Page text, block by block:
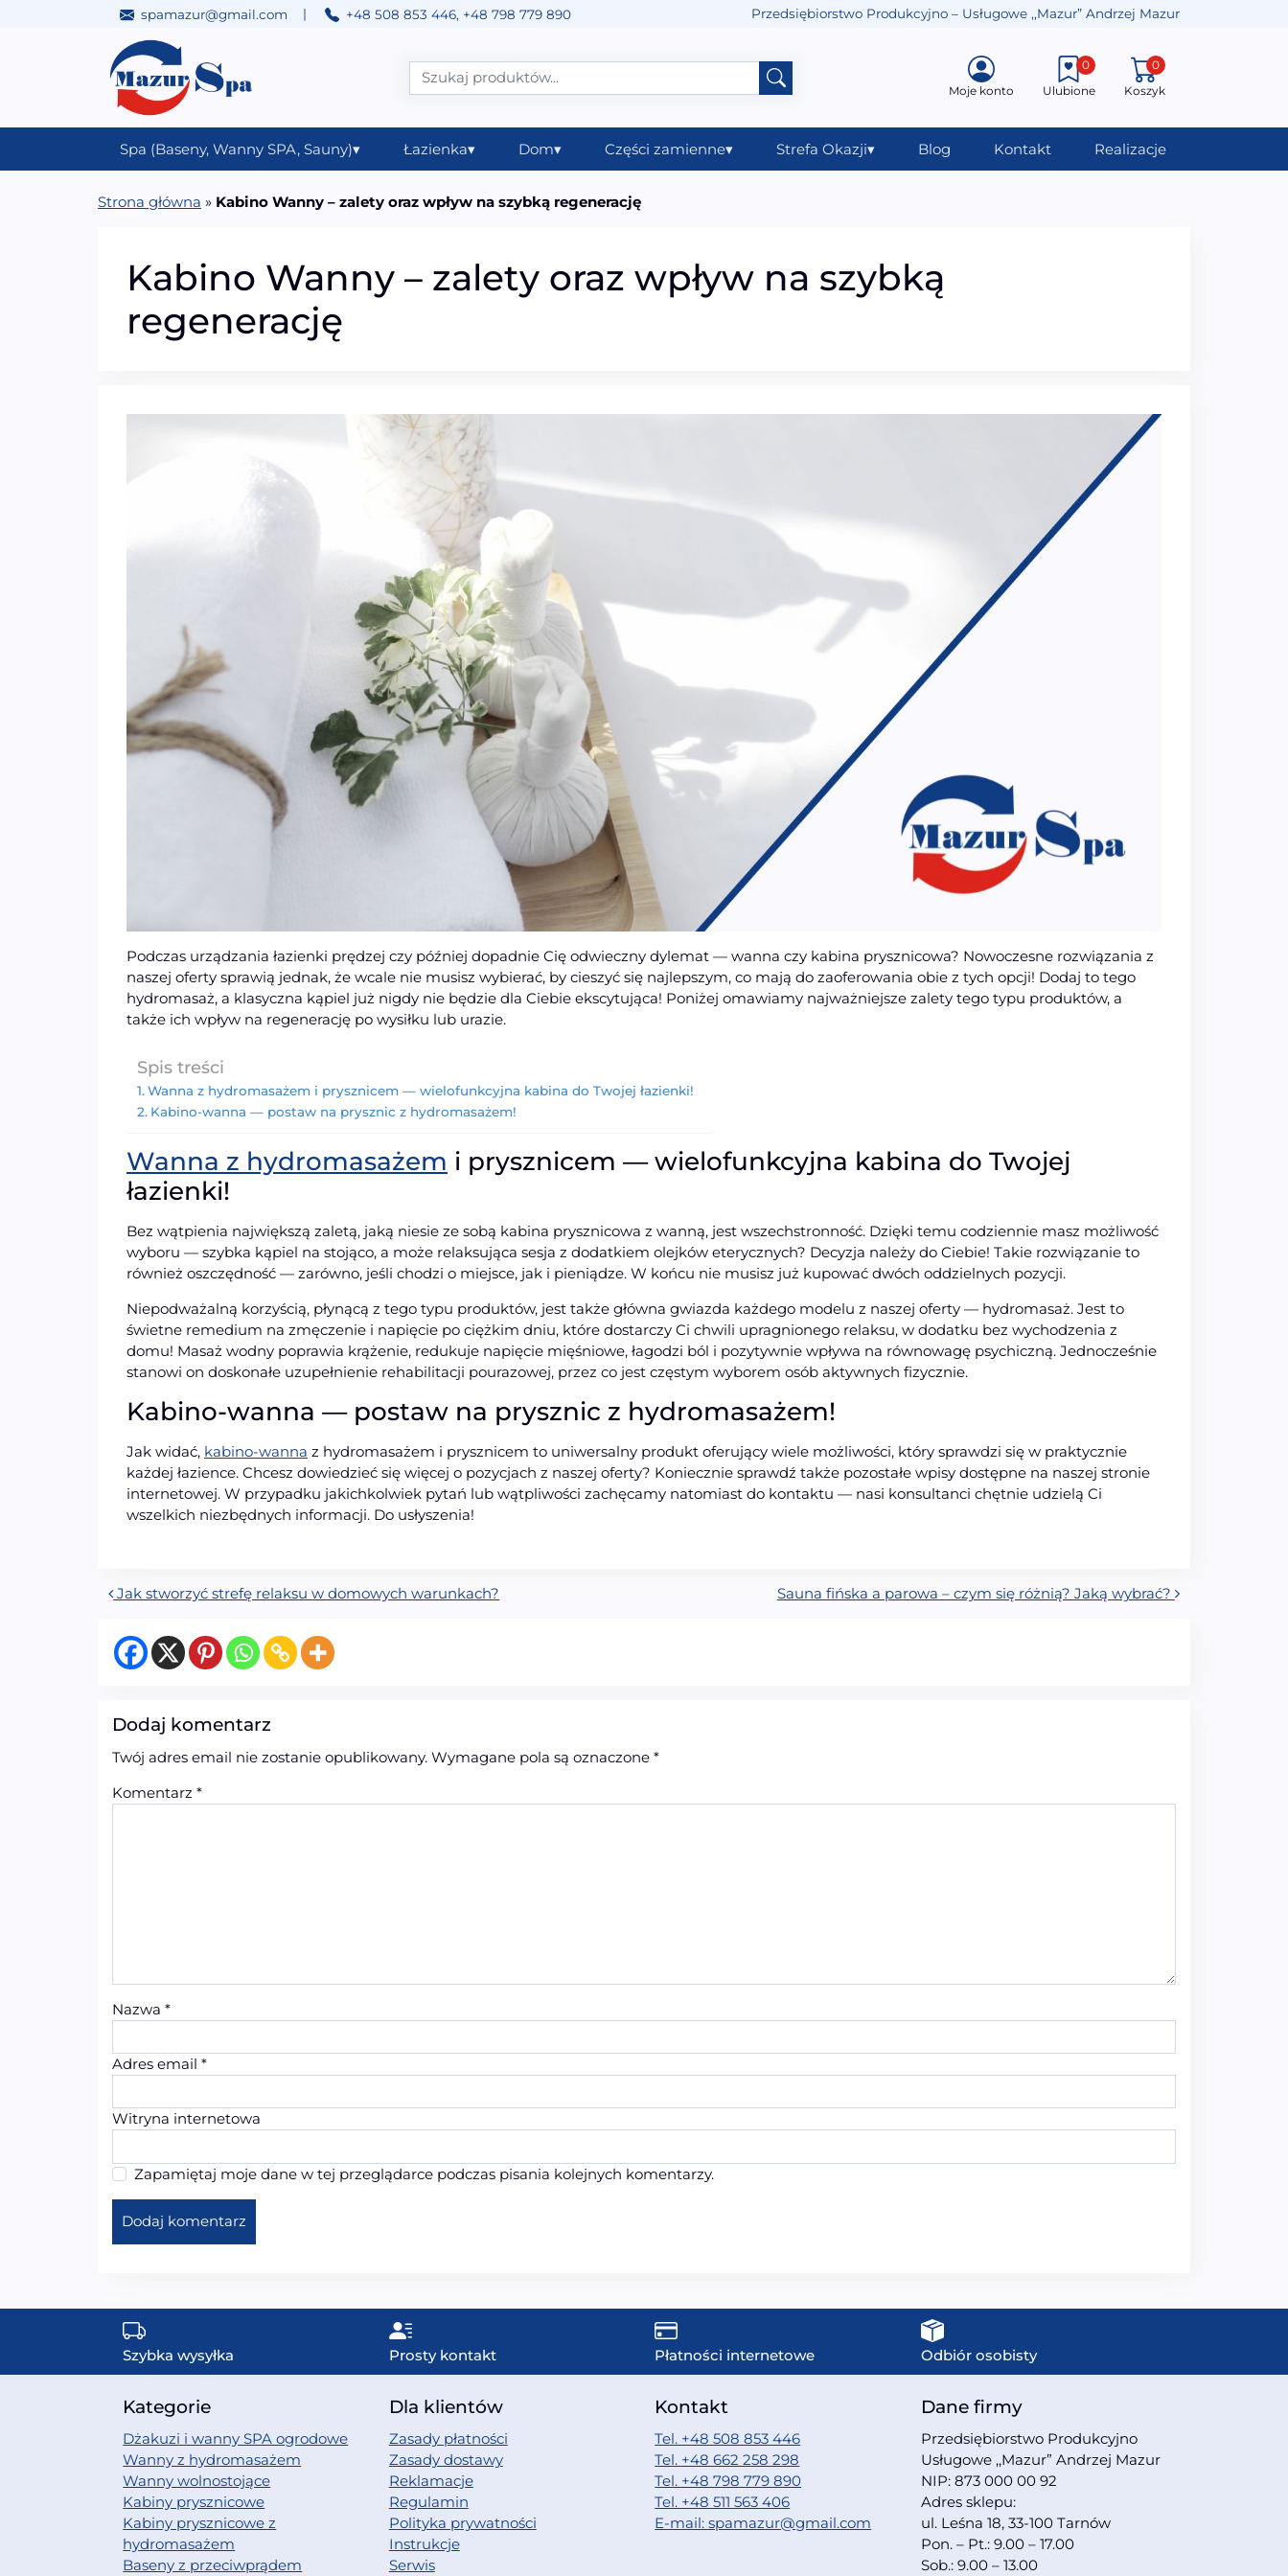
spamazur@gmail.com | +48 508 853 446, +48 798 779 890 Przedsiębiorstwo Produkcyjno – Usługowe ,,Mazur” Andrzej Mazur
Main Navigation Moje konto Ulubione
0
Koszyk
0
Spa (Baseny, Wanny SPA, Sauny)▾ Łazienka▾ Dom▾ Części zamienne▾ Strefa Okazji▾ Blog Kontakt Realizacje
Strona główna » Kabino Wanny – zalety oraz wpływ na szybką regenerację
Kabino Wanny – zalety oraz wpływ na szybką
regenerację
Podczas urządzania łazienki prędzej czy później dopadnie Cię odwieczny dylemat — wanna czy kabina prysznicowa? Nowoczesne rozwiązania z
naszej oferty sprawią jednak, że wcale nie musisz wybierać, by cieszyć się najlepszym, co mają do zaoferowania obie z tych opcji! Dodaj to tego
hydromasaż, a klasyczna kąpiel już nigdy nie będzie dla Ciebie ekscytująca! Poniżej omawiamy najważniejsze zalety tego typu produktów, a
także ich wpływ na regenerację po wysiłku lub urazie.
Spis treści
Wanna z hydromasażem i prysznicem — wielofunkcyjna kabina do Twojej łazienki!
Kabino-wanna — postaw na prysznic z hydromasażem!
Wanna z hydromasażem i prysznicem — wielofunkcyjna kabina do Twojej
łazienki!
Bez wątpienia największą zaletą, jaką niesie ze sobą kabina prysznicowa z wanną, jest wszechstronność. Dzięki temu codziennie masz możliwość
wyboru — szybka kąpiel na stojąco, a może relaksująca sesja z dodatkiem olejków eterycznych? Decyzja należy do Ciebie! Takie rozwiązanie to
również oszczędność — zarówno, jeśli chodzi o miejsce, jak i pieniądze. W końcu nie musisz już kupować dwóch oddzielnych pozycji.
Niepodważalną korzyścią, płynącą z tego typu produktów, jest także główna gwiazda każdego modelu z naszej oferty — hydromasaż. Jest to
świetne remedium na zmęczenie i napięcie po ciężkim dniu, które dostarczy Ci chwili upragnionego relaksu, w dodatku bez wychodzenia z
domu! Masaż wodny poprawia krążenie, redukuje napięcie mięśniowe, łagodzi ból i pozytywnie wpływa na równowagę psychiczną. Jednocześnie
stanowi on doskonałe uzupełnienie rehabilitacji pourazowej, przez co jest częstym wyborem osób aktywnych fizycznie.
Kabino-wanna — postaw na prysznic z hydromasażem!
Jak widać, kabino-wanna z hydromasażem i prysznicem to uniwersalny produkt oferujący wiele możliwości, który sprawdzi się w praktycznie
każdej łazience. Chcesz dowiedzieć się więcej o pozycjach z naszej oferty? Koniecznie sprawdź także pozostałe wpisy dostępne na naszej stronie
internetowej. W przypadku jakichkolwiek pytań lub wątpliwości zachęcamy natomiast do kontaktu — nasi konsultanci chętnie udzielą Ci
wszelkich niezbędnych informacji. Do usłyszenia!
Nawigacja wpisu
Jak stworzyć strefę relaksu w domowych warunkach? Sauna fińska a parowa – czym się różnią? Jaką wybrać?
Dodaj komentarz
Twój adres email nie zostanie opublikowany. Wymagane pola są oznaczone *
Komentarz *
Nazwa *
Adres email *
Witryna internetowa
Zapamiętaj moje dane w tej przeglądarce podczas pisania kolejnych komentarzy.
Szybka wysyłka Prosty kontakt Płatności internetowe Odbiór osobisty
Kategorie
Dżakuzi i wanny SPA ogrodowe
Wanny z hydromasażem
Wanny wolnostojące
Kabiny prysznicowe
Kabiny prysznicowe z
hydromasażem
Baseny z przeciwprądem
Dla klientów
Zasady płatności
Zasady dostawy
Reklamacje
Regulamin
Polityka prywatności
Instrukcje
Serwis
Kontakt
Tel. +48 508 853 446
Tel. +48 662 258 298
Tel. +48 798 779 890
Tel. +48 511 563 406
E-mail: spamazur@gmail.com
Dane firmy
Przedsiębiorstwo Produkcyjno
Usługowe ,,Mazur” Andrzej Mazur
NIP: 873 000 00 92
Adres sklepu:
ul. Leśna 18, 33-100 Tarnów
Pon. – Pt.: 9.00 – 17.00
Sob.: 9.00 – 13.00